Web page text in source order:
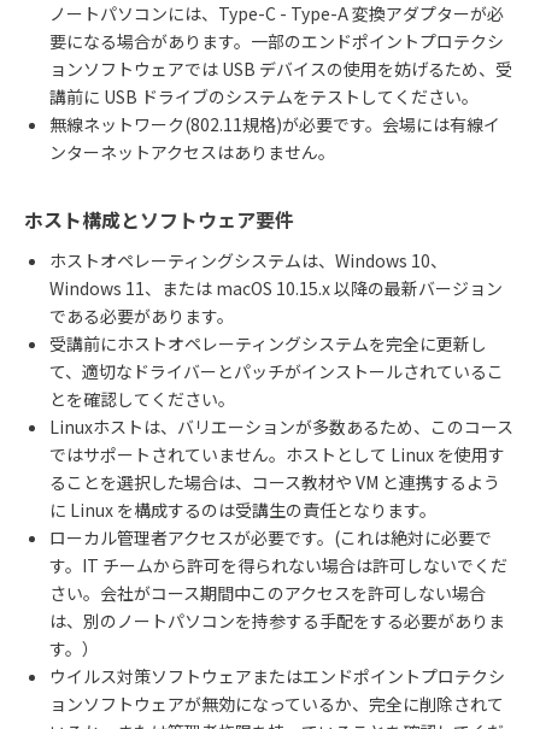
ノートパソコンには、Type-C - Type-A 変換アダプターが必
要になる場合があります。一部のエンドポイントプロテクシ
ョンソフトウェアでは USB デバイスの使用を妨げるため、受
講前に USB ドライブのシステムをテストしてください。
無線ネットワーク(802.11規格)が必要です。会場には有線イ
ンターネットアクセスはありません。
ホスト構成とソフトウェア要件
ホストオペレーティングシステムは、 Windows 10、
Windows 11、または macOS 10.15.x以降の最新バージョン
である必要があります。
受講前にホストオペレーティングシステムを完全に更新し
て、適切なドライバーとパッチがインストールされているこ
とを確認してください。
Linuxホストは、バリエーションが多数あるため、このコース
ではサポートされていません。ホストとして Linux を使用す
ることを選択した場合は、コース教材や VM と連携するよう
に Linux を構成するのは受講生の責任となります。
ローカル管理者アクセスが必要です。 (これは絶対に必要で
す。 IT チームから許可を得られない場合は許可しないでくだ
さい。会社がコース期間中このアクセスを許可しない場合
は、別のノートパソコンを持参する手配をする必要がありま
す。）
ウイルス対策ソフトウェアまたはエンドポイントプロテクシ
ョンソフトウェアが無効になっているか、完全に削除されて